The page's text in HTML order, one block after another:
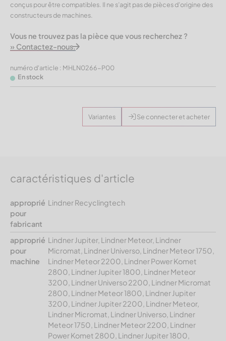
conçus pour être compatibles. Il ne s’agit pas de pièces d’origine des
constructeurs de machines.
Vous ne trouvez pas la pièce que vous recherchez ?
» Contactez-nous.
numéro d'article : MHLN0266-P00
En stock
Variantes Se connecter et acheter
caractéristiques d'article
approprié
pour
fabricant
Lindner Recyclingtech
approprié
pour
machine
Lindner Jupiter, Lindner Meteor, Lindner
Micromat, Lindner Universo, Lindner Meteor 1750,
Lindner Meteor 2200, Lindner Power Komet
2800, Lindner Jupiter 1800, Lindner Meteor
3200, Lindner Universo 2200, Lindner Micromat
2800, Lindner Meteor 1800, Lindner Jupiter
3200, Lindner Jupiter 2200, Lindner Meteor,
Lindner Micromat, Lindner Universo, Lindner
Meteor 1750, Lindner Meteor 2200, Lindner
Power Komet 2800, Lindner Jupiter 1800,